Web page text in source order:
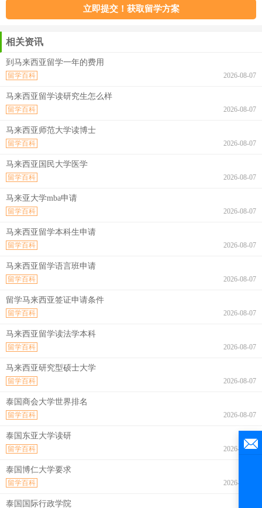
相关资讯
到马来西亚留学一年的费用
2026-08-07
留学百科
马来西亚留学读研究生怎么样
2026-08-07
留学百科
马来西亚师范大学读博士
2026-08-07
留学百科
马来西亚国民大学医学
2026-08-07
留学百科
马来亚大学mba申请
2026-08-07
留学百科
马来西亚留学本科生申请
2026-08-07
留学百科
马来西亚留学语言班申请
2026-08-07
留学百科
留学马来西亚签证申请条件
2026-08-07
留学百科
马来西亚留学读法学本科
2026-08-07
留学百科
马来西亚研究型硕士大学
2026-08-07
留学百科
泰国商会大学世界排名
2026-08-07
留学百科
泰国东亚大学读研
2026-08-07
留学百科
泰国博仁大学要求
2026-08-07
留学百科
泰国国际行政学院